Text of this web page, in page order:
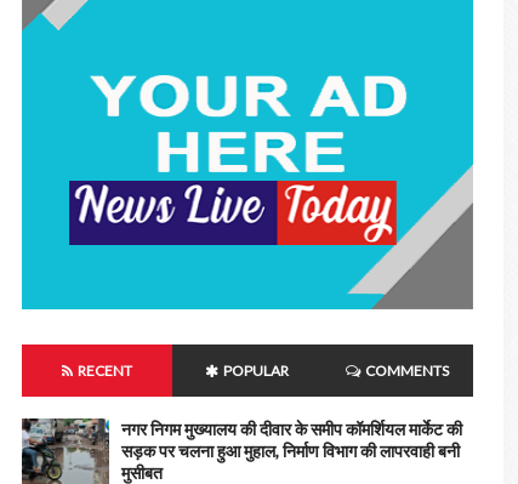
RECENT POPULAR COMMENTS
नगर निगम मुख्यालय की दीवार के समीप कॉमर्शियल मार्केट की
सड़क पर चलना हुआ मुहाल, निर्माण विभाग की लापरवाही बनी
मुसीबत